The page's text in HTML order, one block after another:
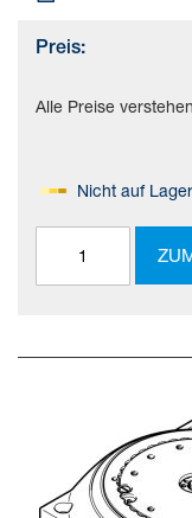
Preis:
Alle Preise
Nicht auf Lager